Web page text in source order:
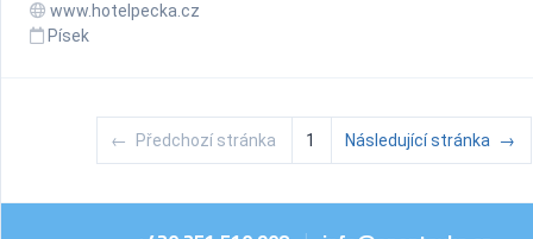
www.hotelpecka.cz
Písek
← Předchozí stránka 1 Následující stránka →